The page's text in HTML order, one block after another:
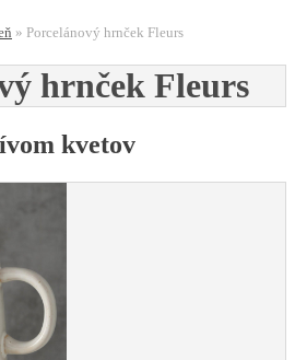
» Porcelánový hrnček Fleurs
hrnček Fleurs
kvetov